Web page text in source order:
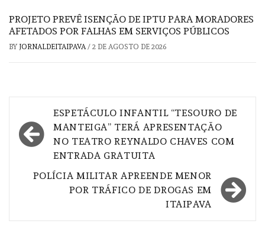
PROJETO PREVÊ ISENÇÃO DE IPTU PARA MORADORES
AFETADOS POR FALHAS EM SERVIÇOS PÚBLICOS
BY JORNALDEITAIPAVA/ 2 DE AGOSTO DE 2026
Navegação
de
Post
ESPETÁCULO INFANTIL “TESOURO DE
MANTEIGA” TERÁ APRESENTAÇÃO
NO TEATRO REYNALDO CHAVES COM
ENTRADA GRATUITA
POLÍCIA MILITAR APREENDE MENOR
POR TRÁFICO DE DROGAS EM
ITAIPAVA